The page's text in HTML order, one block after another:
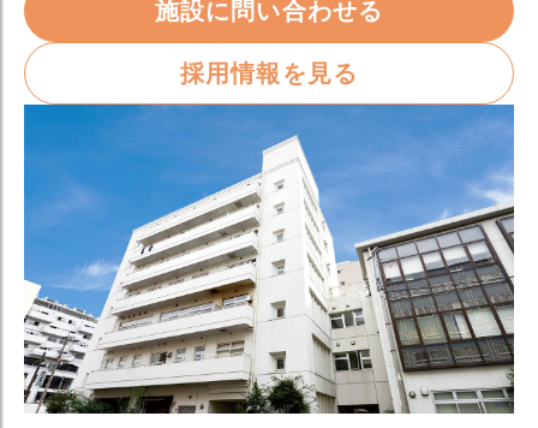
施設に問い合わせる
採用情報を見る